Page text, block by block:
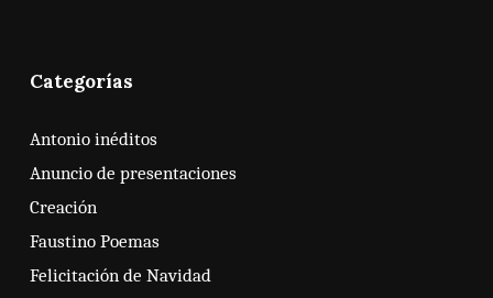
Categorías
Antonio inéditos
Anuncio de presentaciones
Creación
Faustino Poemas
Felicitación de Navidad